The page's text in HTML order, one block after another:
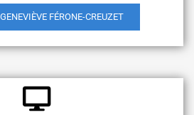
FÉRONE-CREUZET